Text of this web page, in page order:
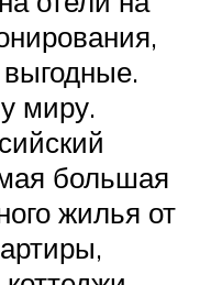
миру.
большая
жилья от